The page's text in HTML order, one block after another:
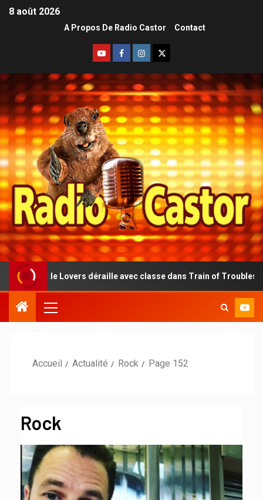
8 août 2026
A Propos De Radio Castor Contact
déraille avec classe dans Train of Troubles Une
Accueil Actualité Rock Page 152
Rock